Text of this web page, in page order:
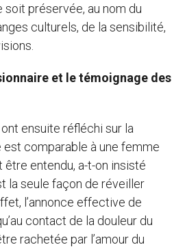
soit préservée, au nom du
culturels, de la sensibilité,
et le témoignage des
ensuite réfléchi sur la
est comparable à une femme
entendu, a-t-on insisté
la seule façon de réveiller
l’annonce effective de
contact de la douleur du
rachetée par l’amour du